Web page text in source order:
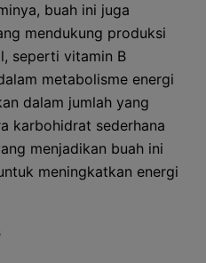
buah ini juga
mendukung produksi
seperti vitamin B
metabolisme energi
dalam jumlah yang
karbohidrat sederhana
menjadikan buah ini
meningkatkan energi